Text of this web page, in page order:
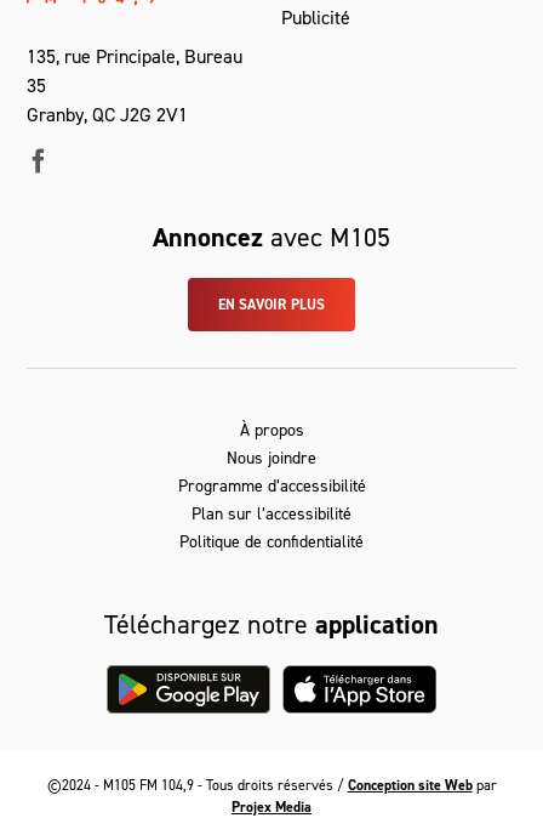
135, rue Principale, Bureau
35
Granby, QC J2G 2V1
Publicité
Annoncez avec M105
EN SAVOIR PLUS
À propos
Nous joindre
Programme d’accessibilité
Plan sur l’accessibilité
Politique de confidentialité
Téléchargez notre application
©2024 - M105 FM 104,9 - Tous droits réservés /Conception site Webpar
Projex Media